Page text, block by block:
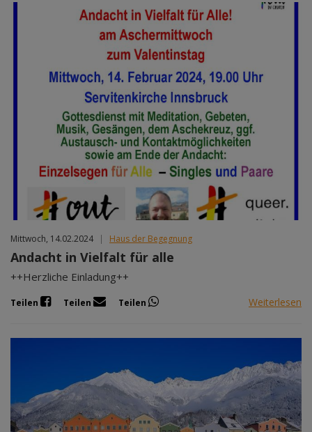
Mittwoch, 14.02.2024 | Haus der Begegnung
Andacht in Vielfalt für alle
++Herzliche Einladung++
Teilen Teilen Teilen Weiterlesen